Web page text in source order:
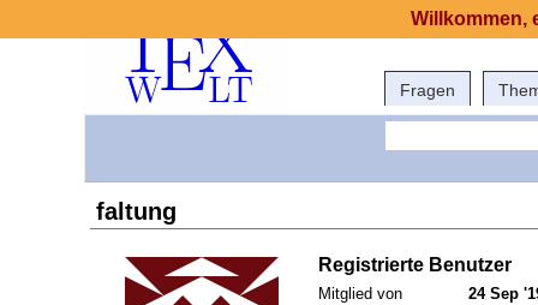
Fragen
faltung
Registrierte Benutzer
Mitglied von
24 Sep
Willkommen,